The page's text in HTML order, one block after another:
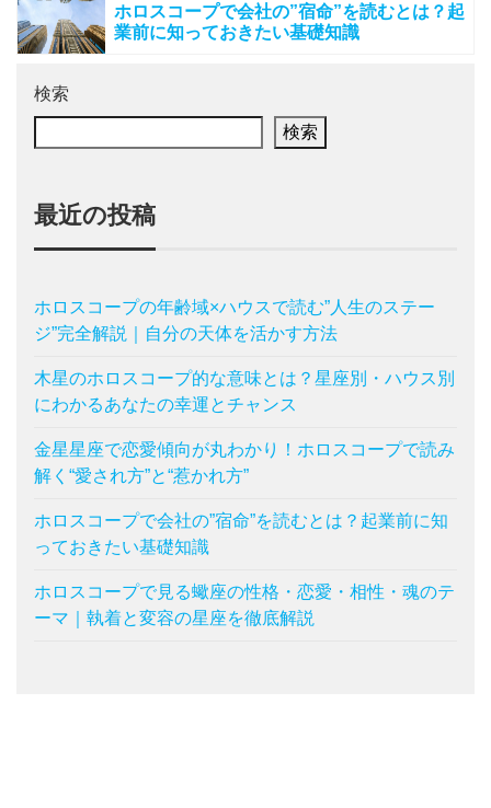
ホロスコープで会社の”宿命”を読むとは？起
業前に知っておきたい基礎知識
検索
検索
最近の投稿
ホロスコープの年齢域×ハウスで読む”人生のステー
ジ”完全解説｜自分の天体を活かす方法
木星のホロスコープ的な意味とは？星座別・ハウス別
にわかるあなたの幸運とチャンス
金星星座で恋愛傾向が丸わかり！ホロスコープで読み
解く“愛され方”と“惹かれ方”
ホロスコープで会社の”宿命”を読むとは？起業前に知
っておきたい基礎知識
ホロスコープで見る蠍座の性格・恋愛・相性・魂のテ
ーマ｜執着と変容の星座を徹底解説